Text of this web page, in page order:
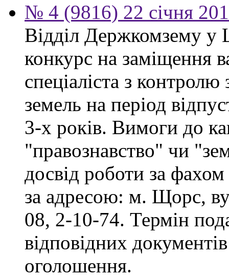
№ 4 (9816) 22 січня
Відділ Держкомзему у
конкурс на заміщення
спеціаліста з
земель на період
3-х років. Вимоги до
"правознавство" чи
досвід роботи за
за адресою: м. Щорс,
08, 2-10-74. Термін
відповідних
оголошення.